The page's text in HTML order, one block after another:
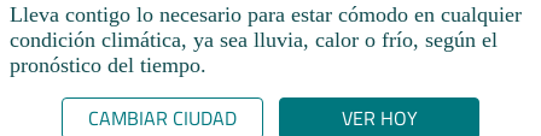
Lleva contigo lo necesario para estar cómodo en cualquier
condición climática, ya sea lluvia, calor o frío, según el
pronóstico del tiempo.
CAMBIAR CIUDAD VER HOY